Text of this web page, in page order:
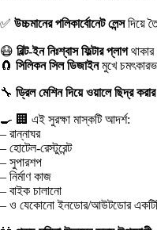
✅ উচ্চমানের পলিকার্বোনেট লেন্সদিয়ে
😷 বিল্ট-ইন নিঃশ্বাস ফিল্টার প্লাগথাকার
🧲 সিলিকন সিল ডিজাইনমুখে
🔧 ড্রিল মেশিন দিয়ে ওয়ালে ছিদ্র
🍳 🏢 এই সুরক্ষা মাস্কটি আদর্শ:
– রান্নাঘর
– হোটেল-রেস্টুরেন্ট
– সুপারশপ
– নির্মাণ কাজ
– বাইক চালানো
– ও যেকোনো ইনডোর/আউটডোর